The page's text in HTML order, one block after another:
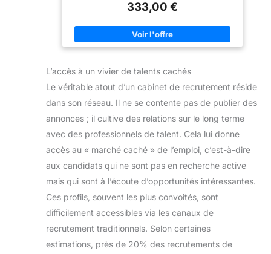
qu'il n'en faut pour vos données et vos applications.
refroidissement silencieux, écran Full-HD, 16 Go de
RAM DDR4, webcam, HDMI, prise casque,
microphone, USB 3.0 Windows 11 Prof. 64 bits est
333,00 €
L’accès à un vivier de talents cachés
Le véritable atout d’un cabinet de recrutement réside
dans son réseau. Il ne se contente pas de publier des
annonces ; il cultive des relations sur le long terme
avec des professionnels de talent. Cela lui donne
accès au « marché caché » de l’emploi, c’est-à-dire
aux candidats qui ne sont pas en recherche active
mais qui sont à l’écoute d’opportunités intéressantes.
Ces profils, souvent les plus convoités, sont
difficilement accessibles via les canaux de
recrutement traditionnels. Selon certaines
estimations, près de 20% des recrutements de